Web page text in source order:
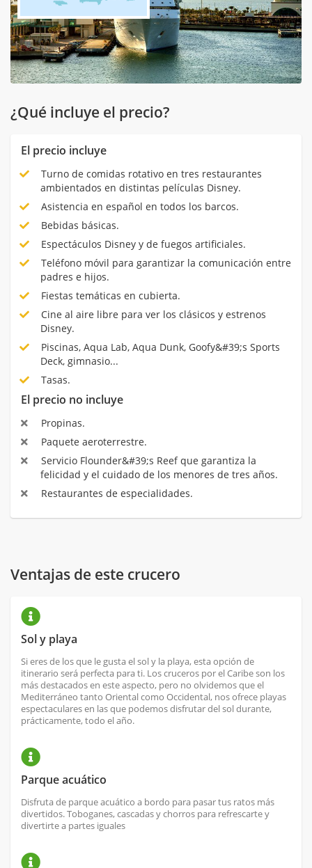
¿Qué incluye el precio?
El precio incluye
Turno de comidas rotativo en tres restaurantes
ambientados en distintas películas Disney.
Asistencia en español en todos los barcos.
Bebidas básicas.
Espectáculos Disney y de fuegos artificiales.
Teléfono móvil para garantizar la comunicación entre
padres e hijos.
Fiestas temáticas en cubierta.
Cine al aire libre para ver los clásicos y estrenos
Disney.
Piscinas, Aqua Lab, Aqua Dunk, Goofy&#39;s Sports
Deck, gimnasio...
Tasas.
El precio no incluye
Propinas.
Paquete aeroterrestre.
Servicio Flounder&#39;s Reef que garantiza la
felicidad y el cuidado de los menores de tres años.
Restaurantes de especialidades.
Ventajas de este crucero
Sol y playa
Si eres de los que le gusta el sol y la playa, esta opción de
itinerario será perfecta para ti. Los cruceros por el Caribe son los
más destacados en este aspecto, pero no olvidemos que el
Mediterráneo tanto Oriental como Occidental, nos ofrece playas
espectaculares en las que podemos disfrutar del sol durante,
prácticamente, todo el año.
Parque acuático
Disfruta de parque acuático a bordo para pasar tus ratos más
divertidos. Toboganes, cascadas y chorros para refrescarte y
divertirte a partes iguales